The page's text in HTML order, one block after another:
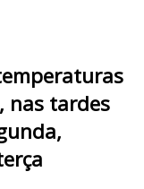
nas tardes